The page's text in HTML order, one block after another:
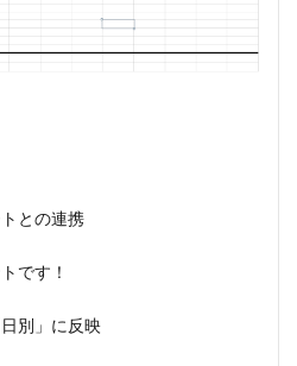
との連携
です！
別」に反映